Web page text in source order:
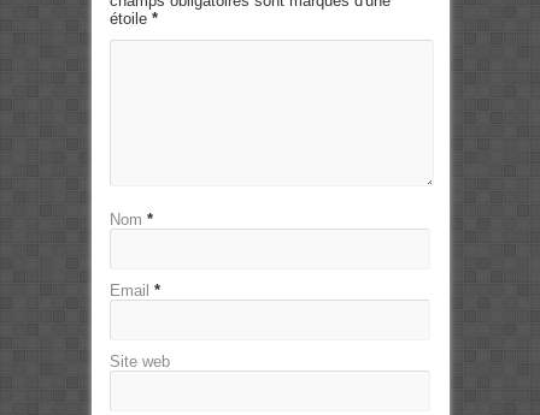
étoile *
Nom *
Email *
Site web